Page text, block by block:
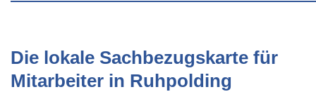
Die lokale Sachbezugskarte für
Mitarbeiter in Ruhpolding